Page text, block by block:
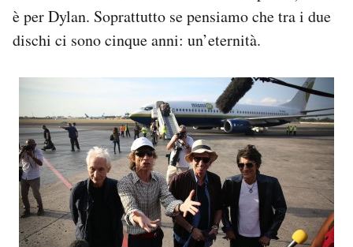
è per Dylan. Soprattutto se pensiamo che tra i due
dischi ci sono cinque anni: un’eternità.